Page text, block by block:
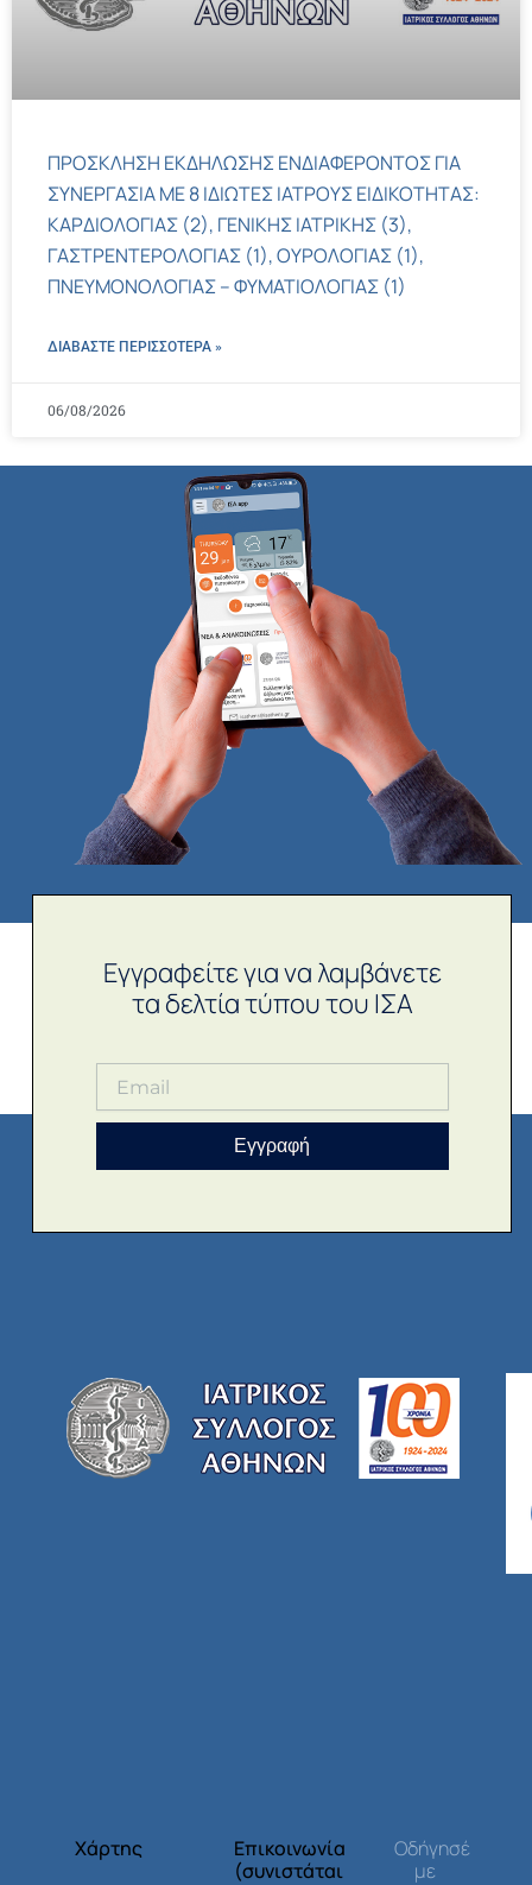
ΠΡΟΣΚΛΗΣΗ ΕΚΔΗΛΩΣΗΣ ΕΝΔΙΑΦΕΡΟΝΤΟΣ ΓΙΑ
ΣΥΝΕΡΓΑΣΙΑ ΜΕ 8 ΙΔΙΩΤΕΣ ΙΑΤΡΟΥΣ ΕΙΔΙΚΟΤΗΤΑΣ:
ΚΑΡΔΙΟΛΟΓΙΑΣ (2), ΓΕΝΙΚΗΣ ΙΑΤΡΙΚΗΣ (3),
ΓΑΣΤΡΕΝΤΕΡΟΛΟΓΙΑΣ (1), ΟΥΡΟΛΟΓΙΑΣ (1),
ΠΝΕΥΜΟΝΟΛΟΓΙΑΣ – ΦΥΜΑΤΙΟΛΟΓΙΑΣ (1)
ΔΙΑΒΑΣΤΕ ΠΕΡΙΣΣΌΤΕΡΑ »
06/08/2026
Εγγραφείτε για να λαμβάνετε
τα δελτία τύπου του ΙΣΑ
Εγγραφή
Χάρτης
Επικοινωνία
(συνιστάται
Οδήγησέ
με